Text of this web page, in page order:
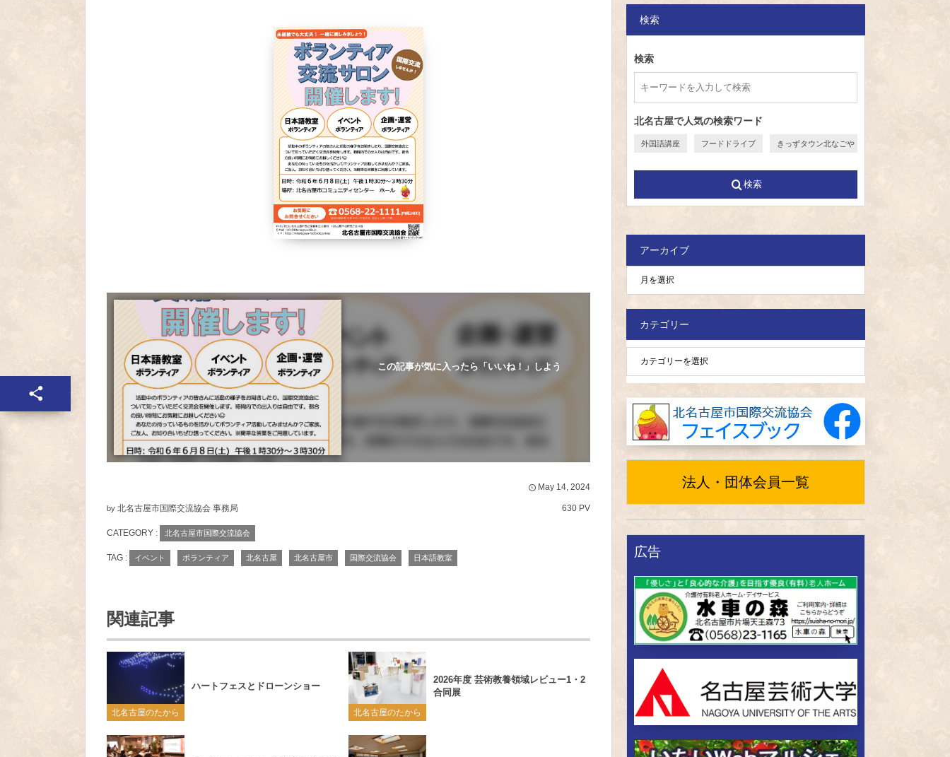
この記事が気に入ったら「いいね！」しよう
May 14, 2024
by 北名古屋市国際交流協会 事務局 630 PV
CATEGORY : 北名古屋市国際交流協会
TAG : イベント ボランティア 北名古屋 北名古屋市 国際交流協会 日本語教室
関連記事
北名古屋のたから
ハートフェスとドローンショー
北名古屋のたから
2026年度 芸術教養領域レビュー1・2
合同展
検索
検索
北名古屋で人気の検索ワード
外国語講座 フードドライブ きっずタウン北なごや
検索
アーカイブ
カテゴリー
法人・団体会員一覧
広告